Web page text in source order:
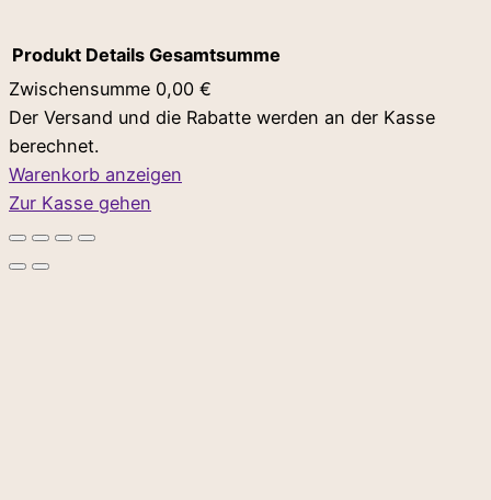
Produkte
im
Warenkorb
Produkt Details Gesamtsumme
Zwischensumme 0,00 €
Der Versand und die Rabatte werden an der Kasse
berechnet.
Warenkorb anzeigen
Zur Kasse gehen